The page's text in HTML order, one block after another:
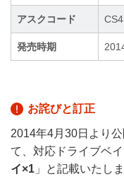
アスクコード
発売時期
お詫びと訂正
2014年4月30日より
て、対応ドライブベイ
イ×1 」と記載いたし